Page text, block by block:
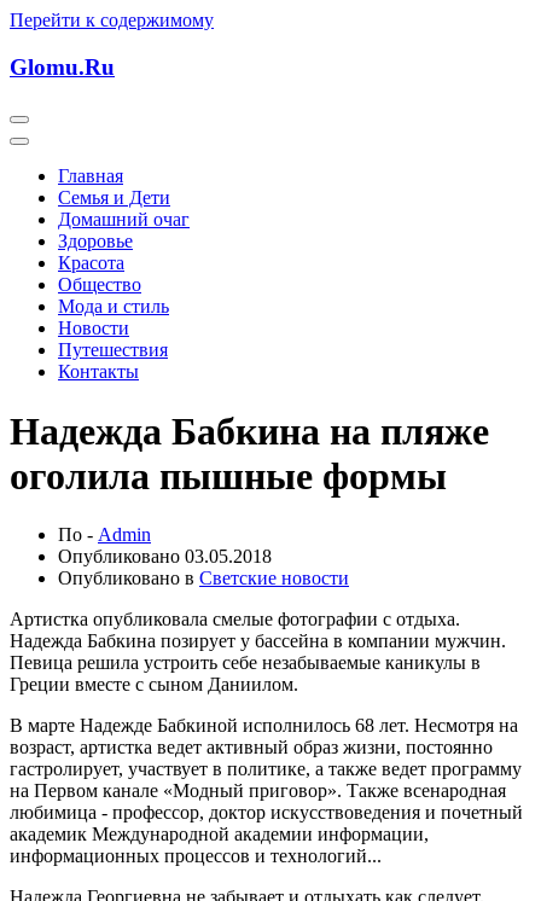
Перейти к содержимому
Glomu.Ru
Главная
Семья и Дети
Домашний очаг
Здоровье
Красота
Общество
Мода и стиль
Новости
Путешествия
Контакты
Надежда Бабкина на пляже
оголила пышные формы
По - Admin
Опубликовано 03.05.2018
Опубликовано в Светские новости
Артистка опубликовала смелые фотографии с отдыха.
Надежда Бабкина позирует у бассейна в компании мужчин.
Певица решила устроить себе незабываемые каникулы в
Греции вместе с сыном Даниилом.
В марте Надежде Бабкиной исполнилось 68 лет. Несмотря на
возраст, артистка ведет активный образ жизни, постоянно
гастролирует, участвует в политике, а также ведет программу
на Первом канале «Модный приговор». Также всенародная
любимица - профессор, доктор искусствоведения и почетный
академик Международной академии информации,
информационных процессов и технологий...